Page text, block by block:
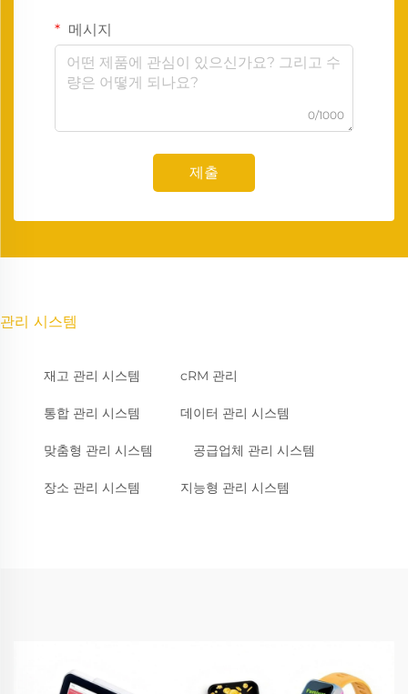
메시지
0/1000
제출
관리 시스템
재고 관리 시스템 cRM 관리
통합 관리 시스템 데이터 관리 시스템
맞춤형 관리 시스템 공급업체 관리 시스템
장소 관리 시스템 지능형 관리 시스템